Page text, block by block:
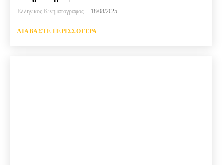
Ελληνικος Κινηματογραφος - 18/08/2025
ΔΙΑΒΆΣΤΕ ΠΕΡΙΣΣΌΤΕΡΑ